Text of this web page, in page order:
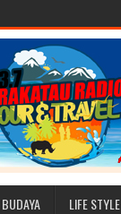
LIFE STYLE